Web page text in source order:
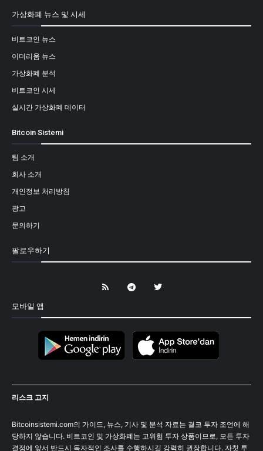
가상화폐 뉴스 및 시세
비트코인 뉴스
이더리움 뉴스
가상화폐 분석
비트코인 시세
실시간 가상화폐 데이터
Bitcoin Sistemi
팀 소개
회사 소개
개인정보 처리방침
광고
문의하기
팔로우하기
모바일 앱
리스크 고지
Bitcoinsistemi.com의 가이드, 뉴스, 기사 및 분석 자료는 결코 투자 조언에 해
당하지 않습니다. 비트코인 및 가상화폐는 고위험 투자 상품이므로, 모든 투자
결정에 앞서 반드시 독자적인 조사를 수행하시길 강력히 권장합니다. 자칫 투